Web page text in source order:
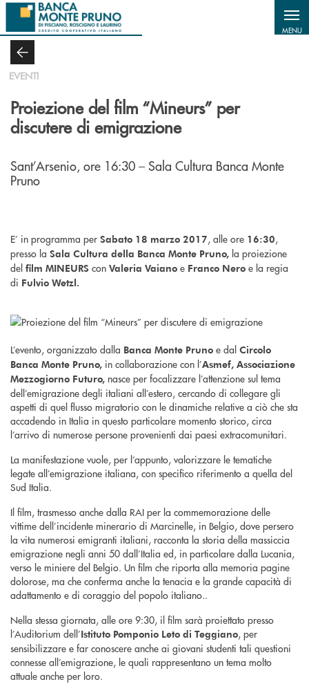
Salta al contenuto principale
MENU
EVENTI
Proiezione del film “Mineurs” per
discutere di emigrazione
Sant’Arsenio, ore 16:30 – Sala Cultura Banca Monte
Pruno
E’ in programma per Sabato 18 marzo 2017, alle ore 16:30,
presso la Sala Cultura della Banca Monte Pruno, la proiezione
del film MINEURS con Valeria Vaiano e Franco Nero e la regia
di Fulvio Wetzl.
L’evento, organizzato dalla Banca Monte Pruno e dal Circolo
Banca Monte Pruno, in collaborazione con l’Asmef, Associazione
Mezzogiorno Futuro, nasce per focalizzare l’attenzione sul tema
dell’emigrazione degli italiani all’estero, cercando di collegare gli
aspetti di quel flusso migratorio con le dinamiche relative a ciò che sta
accadendo in Italia in questo particolare momento storico, circa
l’arrivo di numerose persone provenienti dai paesi extracomunitari.
La manifestazione vuole, per l’appunto, valorizzare le tematiche
legate all’emigrazione italiana, con specifico riferimento a quella del
Sud Italia.
Il film, trasmesso anche dalla RAI per la commemorazione delle
vittime dell’incidente minerario di Marcinelle, in Belgio, dove persero
la vita numerosi emigranti italiani, racconta la storia della massiccia
emigrazione negli anni 50 dall’Italia ed, in particolare dalla Lucania,
verso le miniere del Belgio. Un film che riporta alla memoria pagine
dolorose, ma che conferma anche la tenacia e la grande capacità di
adattamento e di coraggio del popolo italiano..
Nella stessa giornata, alle ore 9:30, il film sarà proiettato presso
l’Auditorium dell’Istituto Pomponio Leto di Teggiano, per
sensibilizzare e far conoscere anche ai giovani studenti tali questioni
connesse all’emigrazione, le quali rappresentano un tema molto
attuale anche per loro.